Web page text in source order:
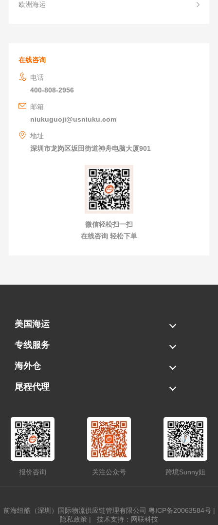
欧洲海运
在线咨询
电话
400-808-2956
邮箱
niukuguoji@usniuku.com
地址
深圳市龙岗区坂田街道神舟电脑大厦901
微信轻松扫一扫
在线咨询 轻松下单
美国海运
海运拼柜
海运整柜
美国海卡
加拿大海运
专线服务
FBA专线直送
超大件专线
AWD专线
电池专线
海外仓
一件代发
FBA中转
贴标换标
拆柜/存储
尾程代理
报价咨询 关注公众号 跨境Sunny姐
前海纽酷（深圳）国际物流供应链管理有限公司 粤ICP备20063584号|
隐私政策 | 技术支持：网联科技